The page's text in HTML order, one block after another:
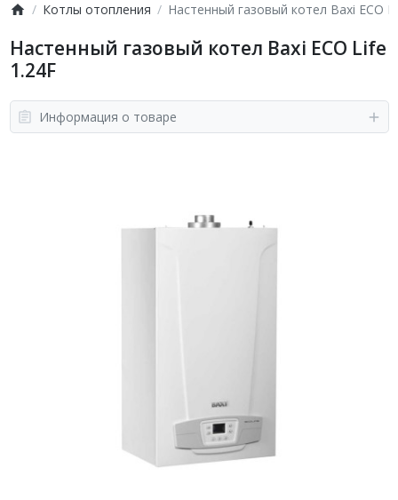
Котлы отопления Настенный газовый котел Baxi ECO
Настенный газовый котел Baxi ECO Life
1.24F
Информация о товаре